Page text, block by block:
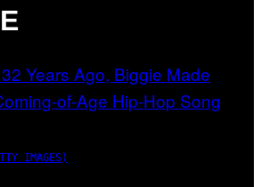
IMAGES)